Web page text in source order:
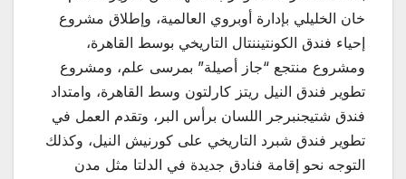
خان الخليلي بإدارة أوبروي العالمية، وإطلاق مشروع
إحياء فندق الكونتيننتال التاريخي بوسط القاهرة،
ومشروع منتجع “جاز أصيلة” بمرسى علم، ومشروع
تطوير فندق النيل ريتز كارلتون وسط القاهرة، وامتداد
فندق شتيجنبرجر اللسان برأس البر، وتقدم العمل في
تطوير فندق شبرد التاريخي على كورنيش النيل، وكذلك
التوجه نحو إقامة فنادق جديدة في الدلتا مثل مدن